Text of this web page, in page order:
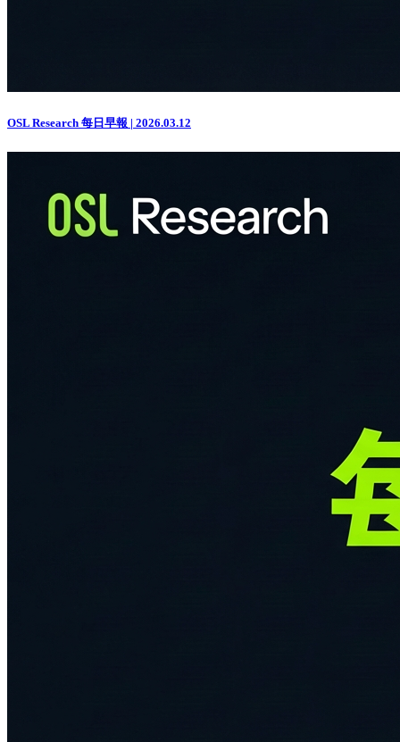
OSL Research 每日早報 | 2026.03.12